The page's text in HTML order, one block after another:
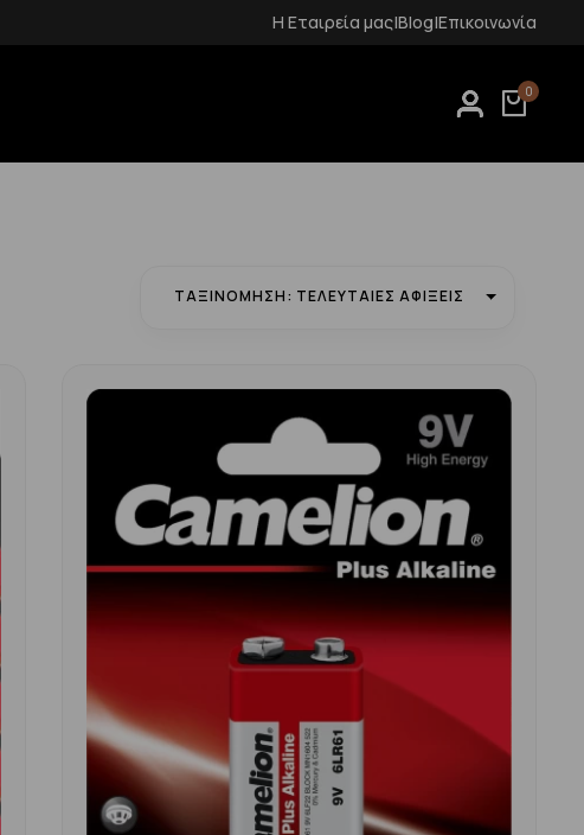
Δωρεάν μεταφορικά για αγορές άνω των 70€
Η Εταιρεία μας|Blog|Επικοινωνία
0
ΤΑΞΙΝΌΜΗΣΗ: ΤΕΛΕΥΤΑΊΕΣ ΑΦΊΞΕΙΣ